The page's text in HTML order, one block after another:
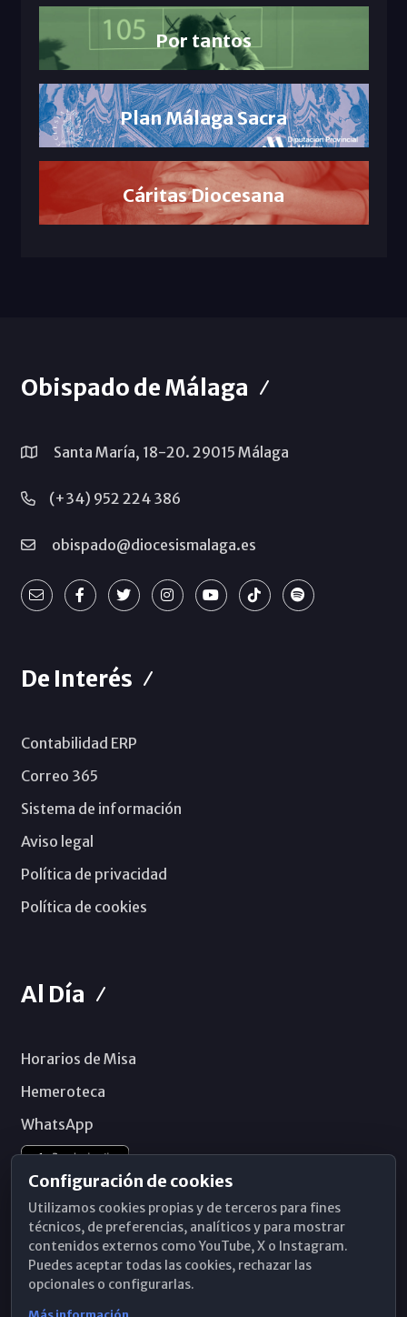
Por tantos
Plan Málaga Sacra
Cáritas Diocesana
Obispado de Málaga
Santa María, 18-20. 29015 Málaga
(+34) 952 224 386
obispado@diocesismalaga.es
De Interés
Contabilidad ERP
Correo 365
Sistema de información
Aviso legal
Política de privacidad
Política de cookies
Al Día
Horarios de Misa
Hemeroteca
WhatsApp
Configuración de cookies
Utilizamos cookies propias y de terceros para fines
técnicos, de preferencias, analíticos y para mostrar
contenidos externos como YouTube, X o Instagram.
Puedes aceptar todas las cookies, rechazar las
opcionales o configurarlas.